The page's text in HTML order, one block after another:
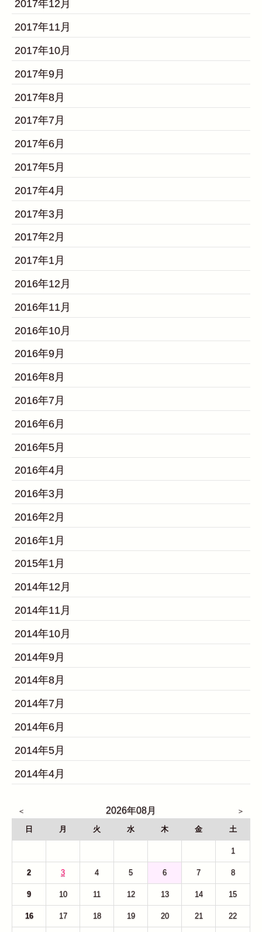
2017年12月
2017年11月
2017年10月
2017年9月
2017年8月
2017年7月
2017年6月
2017年5月
2017年4月
2017年3月
2017年2月
2017年1月
2016年12月
2016年11月
2016年10月
2016年9月
2016年8月
2016年7月
2016年6月
2016年5月
2016年4月
2016年3月
2016年2月
2016年1月
2015年1月
2014年12月
2014年11月
2014年10月
2014年9月
2014年8月
2014年7月
2014年6月
2014年5月
2014年4月
2026年08月
日 月 火 水 木 金 土
1
2 3 4 5 6 7 8
9 10 11 12 13 14 15
16 17 18 19 20 21 22